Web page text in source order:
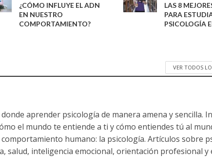
¿CÓMO INFLUYE EL ADN
EN NUESTRO
COMPORTAMIENTO?
LAS 8
PARA
PSICOLOGÍA
VER TODOS
aprender psicología de manera amena y sencilla.
el mundo te entiende a ti y cómo entiendes tú al
comportamiento humano: la psicología. Artículos sobre
salud, inteligencia emocional, orientación profesional y